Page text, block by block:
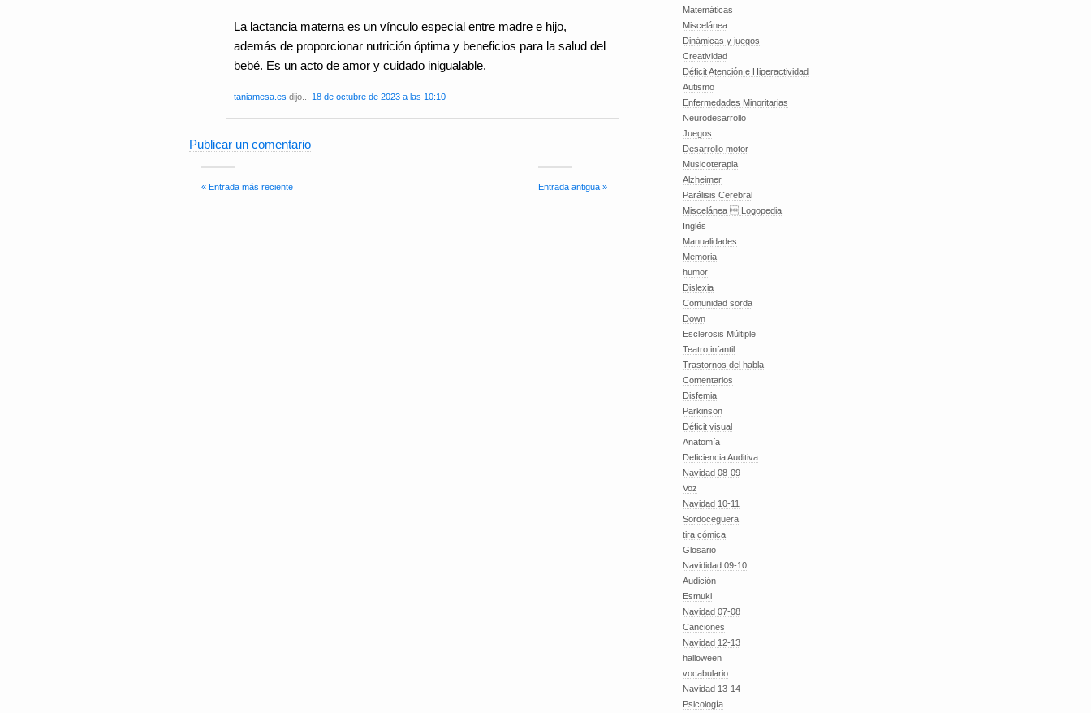
La lactancia materna es un vínculo especial entre madre e hijo,
además de proporcionar nutrición óptima y beneficios para la salud del
bebé. Es un acto de amor y cuidado inigualable.
taniamesa.es dijo... 18 de octubre de 2023 a las 10:10
Publicar un comentario
« Entrada más reciente Entrada antigua »
Matemáticas
Miscelánea
Dinámicas y juegos
Creatividad
Déficit Atención e Hiperactividad
Autismo
Enfermedades Minoritarias
Neurodesarrollo
Juegos
Desarrollo motor
Musicoterapia
Alzheimer
Parálisis Cerebral
Miscelánea  Logopedia
Inglés
Manualidades
Memoria
humor
Dislexia
Comunidad sorda
Down
Esclerosis Múltiple
Teatro infantil
Trastornos del habla
Comentarios
Disfemia
Parkinson
Déficit visual
Anatomía
Deficiencia Auditiva
Navidad 08-09
Voz
Navidad 10-11
Sordoceguera
tira cómica
Glosario
Navididad 09-10
Audición
Esmuki
Navidad 07-08
Canciones
Navidad 12-13
halloween
vocabulario
Navidad 13-14
Psicología